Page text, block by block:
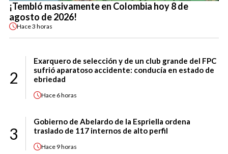
¡Tembló masivamente en Colombia hoy 8 de
agosto de 2026!
Hace3 horas
2
Exarquero de selección y de un club grande del FPC
sufrió aparatoso accidente: conducía en estado de
ebriedad
Hace 6 horas
3
Gobierno de Abelardo de la Espriella ordena
traslado de 117 internos de alto perfil
Hace 9 horas